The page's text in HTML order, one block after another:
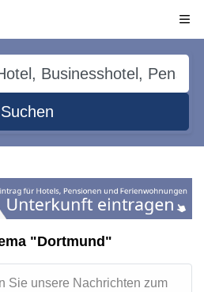
Suchen
"Dortmund"
Sie unsere Nachrichten zum